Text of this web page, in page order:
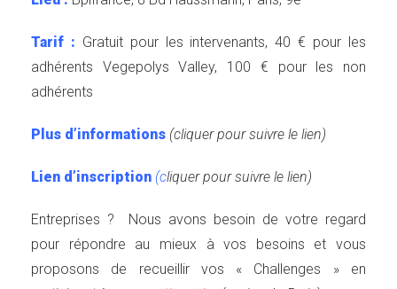
Tarif : Gratuit pour les intervenants, 40 € pour les
adhérents Vegepolys Valley, 100 € pour les non
adhérents
Plus d’informations (cliquer pour suivre le lien)
Lien d’inscription (cliquer pour suivre le lien)
Entreprises ? Nous avons besoin de votre regard
pour répondre au mieux à vos besoins et vous
proposons de recueillir vos « Challenges » en